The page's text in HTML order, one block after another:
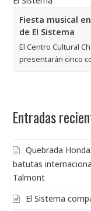
Fiesta musical
de El Sistema
El Centro Cultural
presentarán cinco
Entradas
Quebrada
batutas
Talmont
El Sistema